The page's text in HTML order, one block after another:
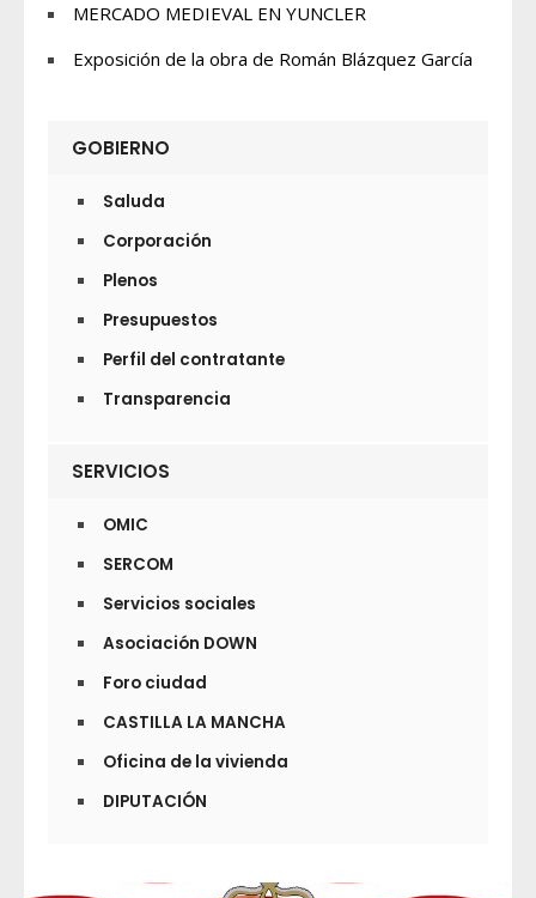
MERCADO MEDIEVAL EN YUNCLER
Exposición de la obra de Román Blázquez García
GOBIERNO
Saluda
Corporación
Plenos
Presupuestos
Perfil del contratante
Transparencia
SERVICIOS
OMIC
SERCOM
Servicios sociales
Asociación DOWN
Foro ciudad
CASTILLA LA MANCHA
Oficina de la vivienda
DIPUTACIÓN